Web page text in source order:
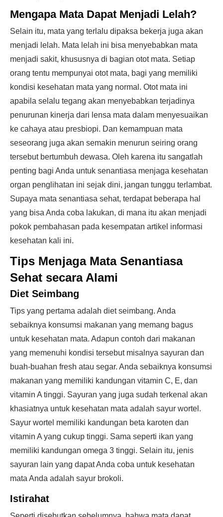
Mengapa Mata Dapat Menjadi Lelah?
Selain itu, mata yang terlalu dipaksa bekerja juga akan
menjadi lelah. Mata lelah ini bisa menyebabkan mata
menjadi sakit, khususnya di bagian otot mata. Setiap
orang tentu mempunyai otot mata, bagi yang memiliki
kondisi kesehatan mata yang normal. Otot mata ini
apabila selalu tegang akan menyebabkan terjadinya
penurunan kinerja dari lensa mata dalam menyesuaikan
ke cahaya atau presbiopi. Dan kemampuan mata
seseorang juga akan semakin menurun seiring orang
tersebut bertumbuh dewasa. Oleh karena itu sangatlah
penting bagi Anda untuk senantiasa menjaga kesehatan
organ penglihatan ini sejak dini, jangan tunggu terlambat.
Supaya mata senantiasa sehat, terdapat beberapa hal
yang bisa Anda coba lakukan, di mana itu akan menjadi
pokok pembahasan pada kesempatan artikel informasi
kesehatan kali ini.
Tips Menjaga Mata Senantiasa
Sehat secara Alami
Diet Seimbang
Tips yang pertama adalah diet seimbang. Anda
sebaiknya konsumsi makanan yang memang bagus
untuk kesehatan mata. Adapun contoh dari makanan
yang memenuhi kondisi tersebut misalnya sayuran dan
buah-buahan fresh atau segar. Anda sebaiknya konsumsi
makanan yang memiliki kandungan vitamin C, E, dan
vitamin A tinggi. Sayuran yang juga sudah terkenal akan
khasiatnya untuk kesehatan mata adalah sayur wortel.
Sayur wortel memiliki kandungan beta karoten dan
vitamin A yang cukup tinggi. Sama seperti ikan yang
memiliki kandungan omega 3 tinggi. Selain itu, jenis
sayuran lain yang dapat Anda coba untuk kesehatan
mata Anda adalah sayur brokoli.
Istirahat